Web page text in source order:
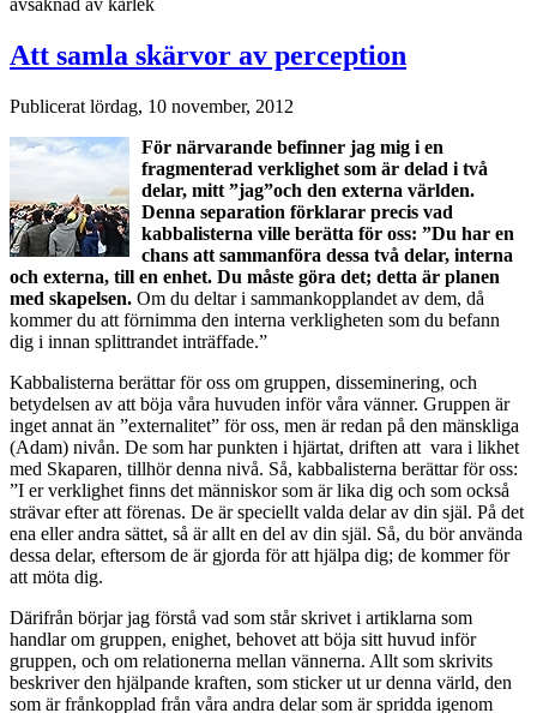
avsaknad av kärlek
Att samla skärvor av perception
Publicerat lördag, 10 november, 2012
För närvarande befinner jag mig i en
fragmenterad verklighet som är delad i två
delar, mitt ”jag”och den externa världen.
Denna separation förklarar precis vad
kabbalisterna ville berätta för oss: ”Du har en
chans att sammanföra dessa två delar, interna
och externa, till en enhet. Du måste göra det; detta är planen
med skapelsen. Om du deltar i sammankopplandet av dem, då
kommer du att förnimma den interna verkligheten som du befann
dig i innan splittrandet inträffade.”
Kabbalisterna berättar för oss om gruppen, disseminering, och
betydelsen av att böja våra huvuden inför våra vänner. Gruppen är
inget annat än ”externalitet” för oss, men är redan på den mänskliga
(Adam) nivån. De som har punkten i hjärtat, driften att vara i likhet
med Skaparen, tillhör denna nivå. Så, kabbalisterna berättar för oss:
”I er verklighet finns det människor som är lika dig och som också
strävar efter att förenas. De är speciellt valda delar av din själ. På det
ena eller andra sättet, så är allt en del av din själ. Så, du bör använda
dessa delar, eftersom de är gjorda för att hjälpa dig; de kommer för
att möta dig.
Därifrån börjar jag förstå vad som står skrivet i artiklarna som
handlar om gruppen, enighet, behovet att böja sitt huvud inför
gruppen, och om relationerna mellan vännerna. Allt som skrivits
beskriver den hjälpande kraften, som sticker ut ur denna värld, den
som är frånkopplad från våra andra delar som är spridda igenom